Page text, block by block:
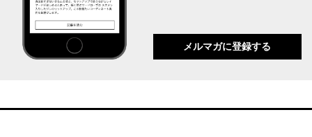
メルマガに登録する